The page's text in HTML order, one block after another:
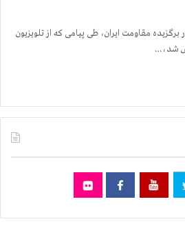
مقاومت ایران، طی پیامی که از تلویزیون
شد،…